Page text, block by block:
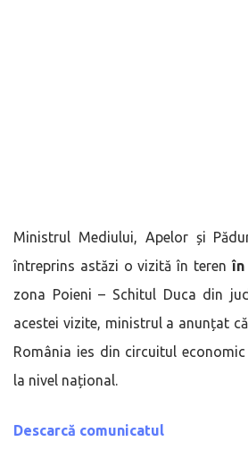
Ministrul Mediului, Apelor și
întreprins astăzi o vizită în teren în
zona Poieni – Schitul Duca din
acestei vizite, ministrul a anunțat
România ies din circuitul
la nivel național.
Descarcă comunicatul